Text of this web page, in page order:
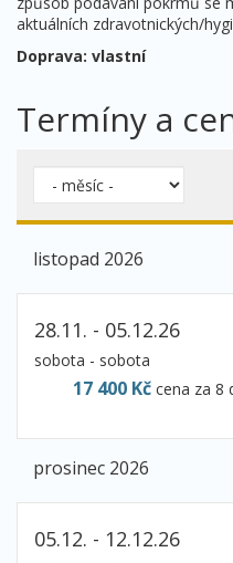
aktuálních zdravotnických/
Doprava: vlastní
Termíny a
listopad 2026
28.11. - 05.12.26
sobota - sobota
17 400 Kč cena za 8
prosinec 2026
05.12. - 12.12.26